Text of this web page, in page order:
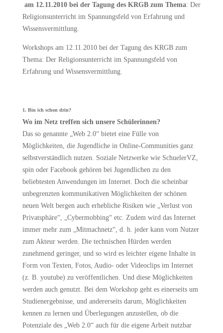
am 12.11.2010 bei der Tagung des KRGB zum Thema: Der
Religionsunterricht im Spannungsfeld von Erfahrung und
Wissensvermittlung.
Workshops am 12.11.2010 bei der Tagung des KRGB zum
Thema: Der Religionsunterricht im Spannungsfeld von
Erfahrung und Wissensvermittlung.
1. Bin ich schon drin?
Wo im Netz treffen sich unsere Schülerinnen?
Das so genannte „Web 2.0“ bietet eine Fülle von
Möglichkeiten, die Jugendliche in Online-Communities ganz
selbstverständlich nutzen. Soziale Netzwerke wie SchuelerVZ,
spin oder Facebook gehören bei Jugendlichen zu den
beliebtesten Anwendungen im Internet. Doch die scheinbar
unbegrenzten kommunikativen Möglichkeiten der schönen
neuen Welt bergen auch erhebliche Risiken wie „Verlust von
Privatsphäre“, „Cybermobbing“ etc. Zudem wird das Internet
immer mehr zum „Mitmachnetz“, d. h. jeder kann vom Nutzer
zum Akteur werden. Die technischen Hürden werden
zunehmend geringer, und so wird es leichter eigene Inhalte in
Form von Texten, Fotos, Audio- oder Videoclips im Internet
(z. B. youtube) zu veröffentlichen. Und diese Möglichkeiten
werden auch genutzt. Bei dem Workshop geht es einerseits um
Studienergebnisse, und andererseits darum, Möglichkeiten
kennen zu lernen und Überlegungen anzustellen, ob die
Potenziale des „Web 2.0“ auch für die eigene Arbeit nutzbar